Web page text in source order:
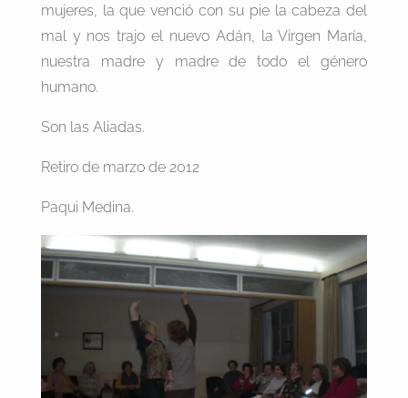
mujeres, la que venció con su pie la cabeza del
mal y nos trajo el nuevo Adán, la Virgen María,
nuestra madre y madre de todo el género
humano.
Son las Aliadas.
Retiro de marzo de 2012
Paqui Medina.